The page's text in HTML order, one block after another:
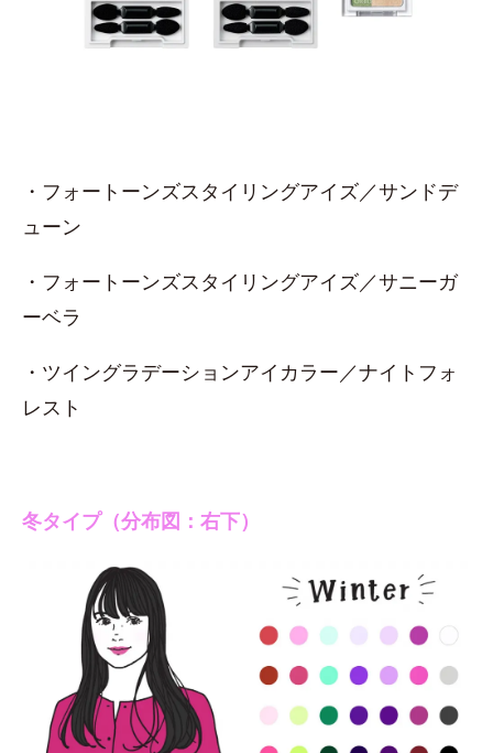
・フォートーンズスタイリングアイズ／サンドデ
ューン
・フォートーンズスタイリングアイズ／サニーガ
ーベラ
・ツイングラデーションアイカラー／ナイトフォ
レスト
冬タイプ（分布図：右下）